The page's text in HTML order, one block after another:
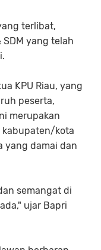
terlibat,
yang telah
KPU Riau, yang
peserta,
merupakan
kabupaten/kota
yang damai dan
semangat di
ujar Bapri